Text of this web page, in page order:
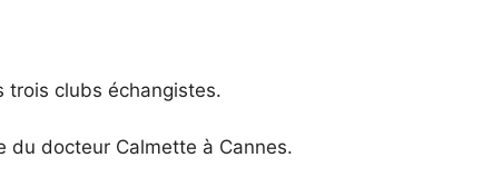
trois clubs échangistes.
du docteur Calmette à Cannes.